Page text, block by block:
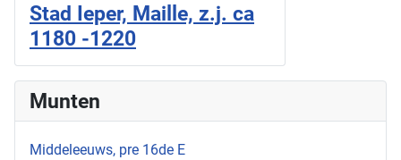
Stad Ieper, Maille, z.j. ca
1180 -1220
Munten
Middeleeuws, pre 16de E